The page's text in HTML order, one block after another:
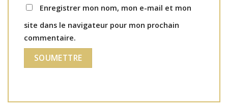
Enregistrer mon nom, mon e-mail et mon
site dans le navigateur pour mon prochain
commentaire.